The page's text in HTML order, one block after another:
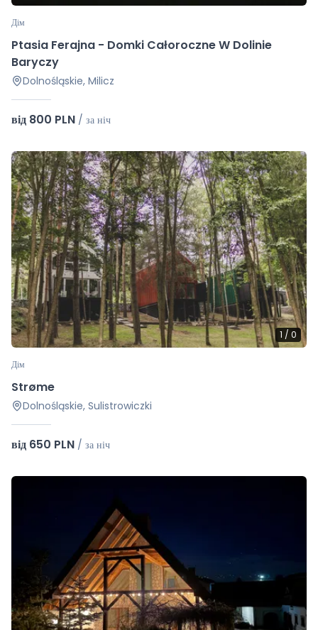
Дім
Ptasia Ferajna - Domki Całoroczne W Dolinie
Baryczy
Dolnośląskie, Milicz
від 800 PLN / за ніч
1 / 0
Дім
Strøme
Dolnośląskie, Sulistrowiczki
від 650 PLN / за ніч